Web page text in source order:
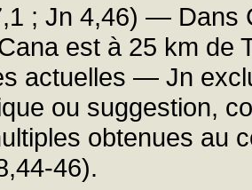
; Jn 4,46) — Dans
est à 25 km de
actuelles — Jn
ou suggestion,
obtenues au
46).